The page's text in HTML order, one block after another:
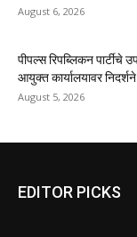
August 6, 2026
पीपल्स रिपब्लिकन पार्टीचे
आयुक्त कार्यालयावर
August 5, 2026
EDITOR PICKS